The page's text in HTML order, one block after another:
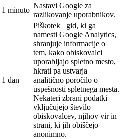
1 minuto
Nastavi Google za
razlikovanje uporabnikov.
1 dan
Piškotek _gid, ki ga
namesti Google Analytics,
shranjuje informacije o
tem, kako obiskovalci
uporabljajo spletno mesto,
hkrati pa ustvarja
analitično poročilo o
uspešnosti spletnega mesta.
Nekateri zbrani podatki
vključujejo število
obiskovalcev, njihov vir in
strani, ki jih obiščejo
anonimno.